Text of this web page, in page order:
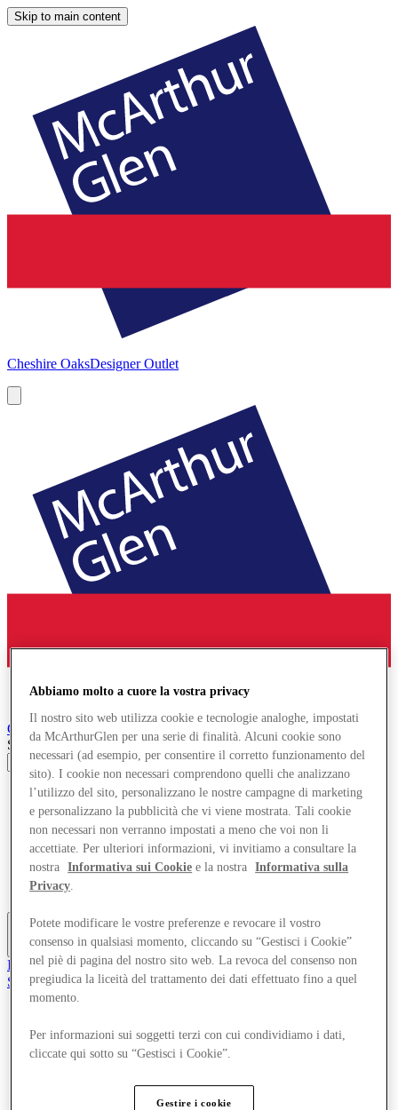
Skip to main content
Cheshire OaksDesigner Outlet
Cheshire Oaks
Designer Outlet
Search input
Negozi
Offerte
Pianifica la tua visita
Cosa c'è in programma
Mangia e Bevi
Gift Card
Servizi
Altro
Il Club
Salvata
it
Negozi
Offerte
Pianifica la tua visita
Abbiamo molto a cuore la vostra privacy
Il nostro sito web utilizza cookie e tecnologie analoghe, impostati
da McArthurGlen per una serie di finalità. Alcuni cookie sono
necessari (ad esempio, per consentire il corretto funzionamento del
sito). I cookie non necessari comprendono quelli che analizzano
l’utilizzo del sito, personalizzano le nostre campagne di marketing
e personalizzano la pubblicità che vi viene mostrata. Tali cookie
non necessari non verranno impostati a meno che voi non li
accettiate. Per ulteriori informazioni, vi invitiamo a consultare la
nostra
Informativa sui Cookie e la nostra
Informativa sulla
Privacy.
Potete modificare le vostre preferenze e revocare il vostro
consenso in qualsiasi momento, cliccando su “Gestisci i Cookie”
nel piè di pagina del nostro sito web. La revoca del consenso non
pregiudica la liceità del trattamento dei dati effettuato fino a quel
momento.
Per informazioni sui soggetti terzi con cui condividiamo i dati,
cliccate qui sotto su “Gestisci i Cookie”.
Gestire i cookie